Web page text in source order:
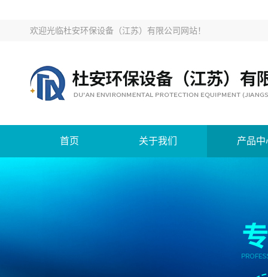
欢迎光临杜安环保设备（江苏）有限公司网站！
首页 关于我们 产品中